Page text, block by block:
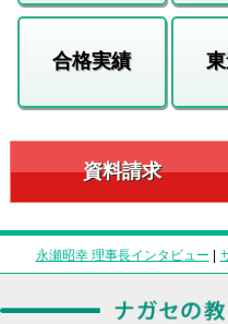
合格実績
資料請求
永瀬昭幸 理事長インタビュー |